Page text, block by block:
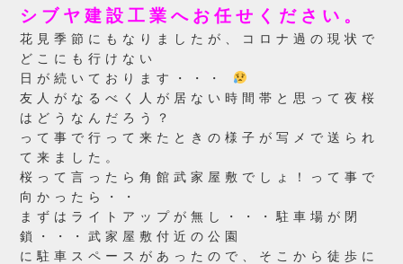
シブヤ建設工業へお任せください。
花見季節にもなりましたが、コロナ過の現状で
どこにも行けない
日が続いております・・・
友人がなるべく人が居ない時間帯と思って夜桜
はどうなんだろう？
って事で行って来たときの様子が写メで送られ
て来ました。
桜って言ったら角館武家屋敷でしょ！って事で
向かったら・・
まずはライトアップが無し・・・駐車場が閉
鎖・・・武家屋敷付近の公園
に駐車スペースがあったので、そこから徒歩に